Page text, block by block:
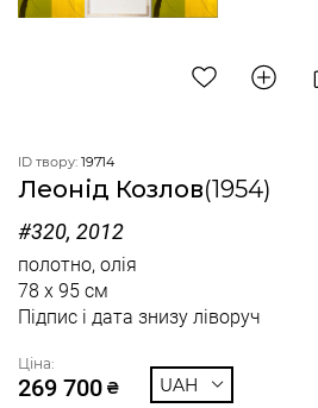
ID твору: 19714
Леонід Козлов(1954)
#320, 2012
полотно, олія
78 x 95 см
Підпис і дата знизу ліворуч
Ціна:
269 700 ₴ UAH